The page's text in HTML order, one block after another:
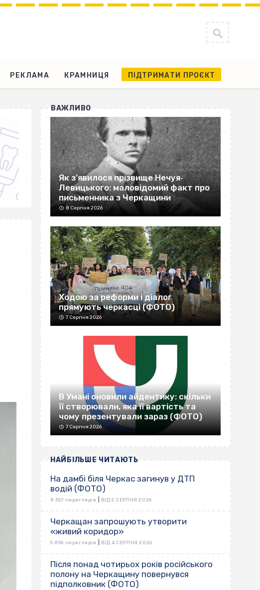
РЕКЛАМА КРАМНИЦЯ ПІДТРИМАТИ ПРОЄКТ
ВАЖЛИВО
Як з’явилося прізвище Нечуя‐
Левицького: маловідомий факт про
письменника з Черкащини
8 Серпня 2026
Ходою за реформи і діалог
прямують черкасці (ФОТО)
7 Серпня 2026
В Умані оновили айдентику: скільки
її створювали, яка її вартість та
чому презентували зараз (ФОТО)
7 Серпня 2026
НАЙБІЛЬШЕ ЧИТАЮТЬ
На дамбі біля Черкас загинув у ДТП
водій (ФОТО)
8 357 переглядів ВІД 5 СЕРПНЯ 2026
Черкащан запрошують утворити
«живий коридор»
5 896 переглядів ВІД 4 СЕРПНЯ 2026
Після понад чотирьох років російського
полону на Черкащину повернувся
підполковник (ФОТО)